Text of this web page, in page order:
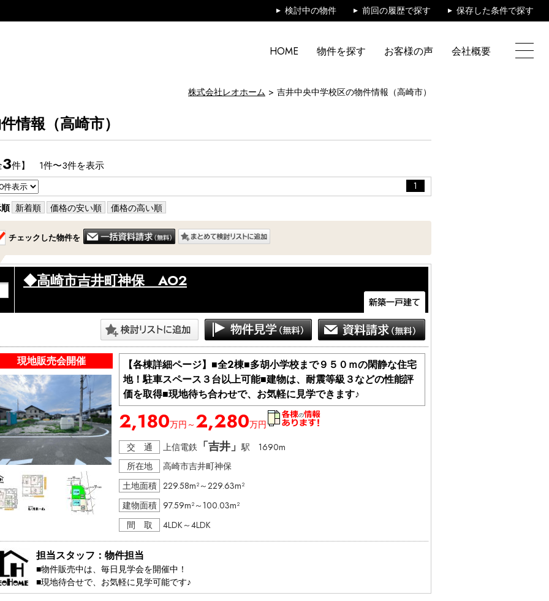
検討中の物件 前回の履歴で探す 保存した条件で探す
HOME 物件を探す お客様の声 会社概要
株式会社レオホーム 吉井中央中学校区の物件情報（高崎市）
情報（高崎市）
3件】 1件〜3件を表示
1
新着順 価格の安い順 価格の高い順
チェックした物件を
◆高崎市吉井町神保 AO2
現地販売会開催
【各棟詳細ページ】■全2棟■多胡小学校まで９５０ｍの閑静な住宅
地！駐車スペース３台以上可能■建物は、耐震等級３などの性能評
価を取得■現地待ち合わせで、お気軽に見学できます♪
2,180万円～ 2,280万円
交 通
上信電鉄 「吉井」駅 1690m
所在地
高崎市吉井町神保
土地面積 229.58m²～229.63m²
建物面積 97.59m²～100.03m²
間 取
4LDK～4LDK
担当スタッフ：物件担当
■物件販売中は、毎日見学会を開催中！
■現地待合せで、お気軽に見学可能です♪